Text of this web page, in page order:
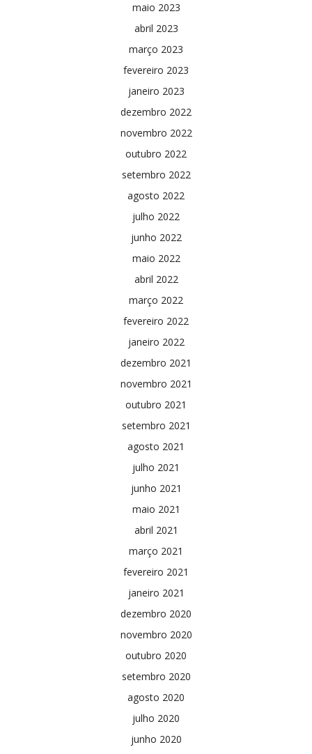
maio 2023
abril 2023
março 2023
fevereiro 2023
janeiro 2023
dezembro 2022
novembro 2022
outubro 2022
setembro 2022
agosto 2022
julho 2022
junho 2022
maio 2022
abril 2022
março 2022
fevereiro 2022
janeiro 2022
dezembro 2021
novembro 2021
outubro 2021
setembro 2021
agosto 2021
julho 2021
junho 2021
maio 2021
abril 2021
março 2021
fevereiro 2021
janeiro 2021
dezembro 2020
novembro 2020
outubro 2020
setembro 2020
agosto 2020
julho 2020
junho 2020